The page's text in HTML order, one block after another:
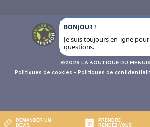
©2026 LA BOUTIQUE DU
Politiques de cookies - Politiques de
DEMANDER UN
DEVIS
PRENDRE
RENDEZ-VOUS
BONJOUR !
Je suis toujours en ligne
questions.